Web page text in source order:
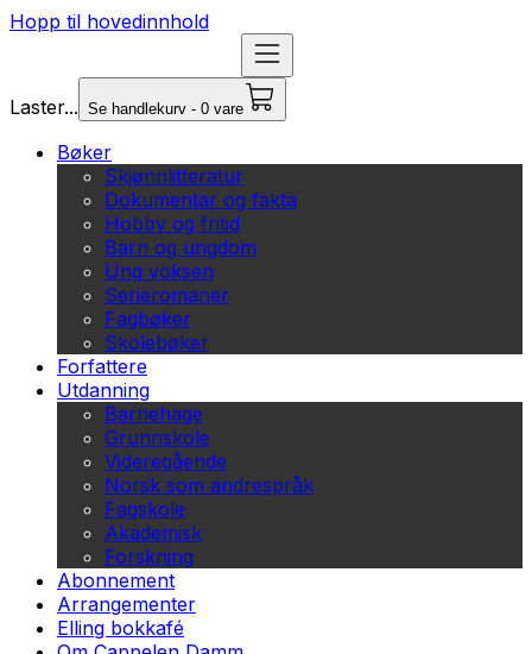
Hopp til hovedinnhold
Laster... Se handlekurv - 0 vare
Bøker
Skjønnlitteratur
Dokumentar og fakta
Hobby og fritid
Barn og ungdom
Ung voksen
Serieromaner
Fagbøker
Skolebøker
Forfattere
Utdanning
Barnehage
Grunnskole
Videregående
Norsk som andrespråk
Fagskole
Akademisk
Forskning
Abonnement
Arrangementer
Elling bokkafé